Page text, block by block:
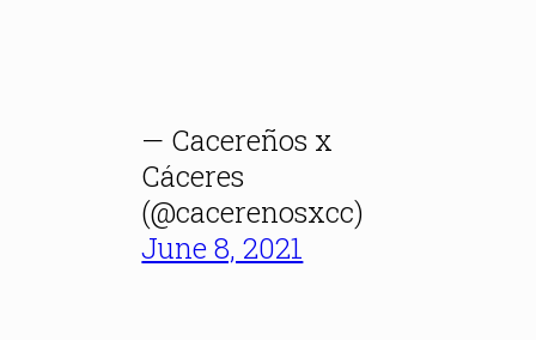
— Cacereños x
Cáceres
(@cacerenosxcc)
June 8, 2021